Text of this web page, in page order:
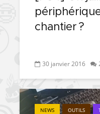
chantier ?
30 janvier 2016
NEWS OUTILS